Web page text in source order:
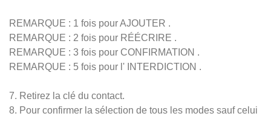
REMARQUE : 1 fois pour AJOUTER .
REMARQUE : 2 fois pour RÉÉCRIRE .
REMARQUE : 3 fois pour CONFIRMATION .
REMARQUE : 5 fois pour l' INTERDICTION .
7. Retirez la clé du contact.
8. Pour confirmer la sélection de tous les modes sauf celui